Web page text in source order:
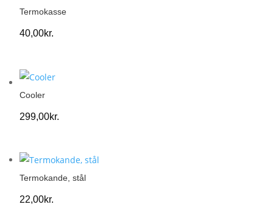
Termokasse
40,00kr.
Cooler
299,00kr.
Termokande, stål
22,00kr.